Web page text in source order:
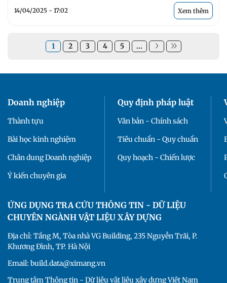
14/04/2025 - 17:02 Xem thêm
1 2 3 4 5 ...
Doanh nghiệp
Thành tựu
Bài học kinh nghiệm
Chân dung Doanh nghiệp
Ý kiến chuyên gia
Quy định pháp luật
Văn bản - Chính sách
Tiêu chuẩn - Quy chuẩn
Quy hoạch - Chiến lược
ỨNG DỤNG TRA CỨU THÔNG TIN - DỮ LIỆU
CHUYÊN NGÀNH VẬT LIỆU XÂY DỰNG
Địa chỉ: Tầng M, Tòa nhà VG Building, 235 Nguyễn Trãi, P.
Khương Đình, TP. Hà Nội
Email: build.data@ximang.vn
Trung tâm Thông tin - Dữ liệu vật liệu xây dựng Việt Nam